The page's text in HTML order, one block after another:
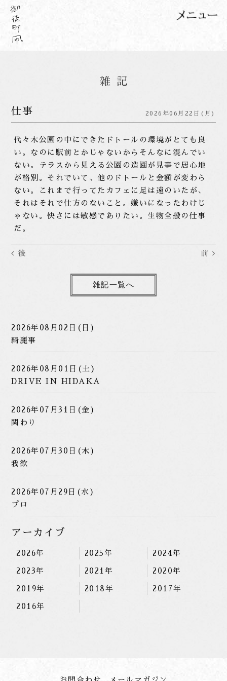
仕事 2026年06月22日(月)
代々木公園の中にできたドトールの環境がとても良
い。なのに駅前とかじゃないからそんなに混んでい
ない。テラスから見える公園の造園が見事で居心地
が格別。それでいて、他のドトールと金額が変わら
ない。これまで行ってたカフェに足は遠のいたが、
それはそれで仕方のないこと。嫌いになったわけじ
ゃない。快さには敏感でありたい。生物全般の仕事
だ。
後 前
雑記一覧へ
2026年08月02日(日)
綺麗事
2026年08月01日(土)
DRIVE IN HIDAKA
2026年07月31日(金)
関わり
2026年07月30日(木)
我欲
2026年07月29日(水)
プロ
アーカイブ
2026年 2025年 2024年
2023年 2021年 2020年
2019年 2018年 2017年
2016年